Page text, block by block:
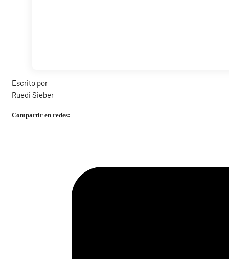
Escrito por
Ruedi Sieber
Compartir en redes: